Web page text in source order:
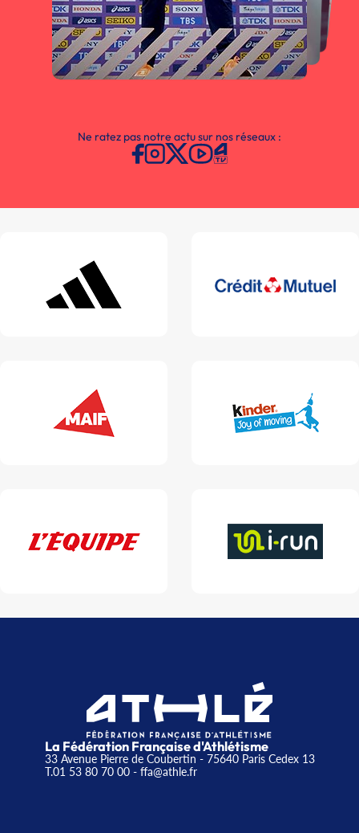
Ne ratez pas notre actu sur nos réseaux :
La Fédération Française d'Athlétisme
33 Avenue Pierre de Coubertin - 75640 Paris Cedex 13
T.01 53 80 70 00- ffa@athle.fr